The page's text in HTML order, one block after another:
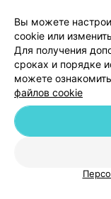
Вы можете
cookie или
Для получения
сроках и порядке
можете
файлов cookie